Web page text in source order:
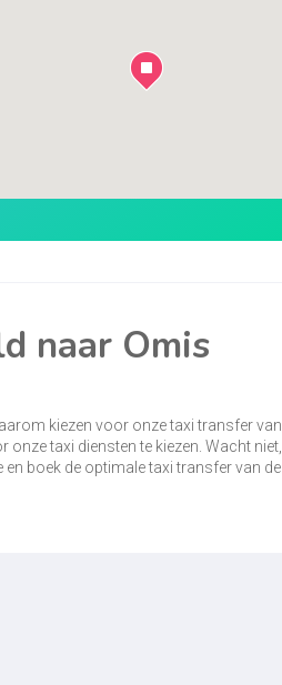
naar Omis
kiezen voor onze taxi transfer van
taxi diensten te kiezen. Wacht niet,
boek de optimale taxi transfer van de